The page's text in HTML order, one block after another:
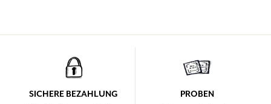
SICHERE BEZAHLUNG PROBEN